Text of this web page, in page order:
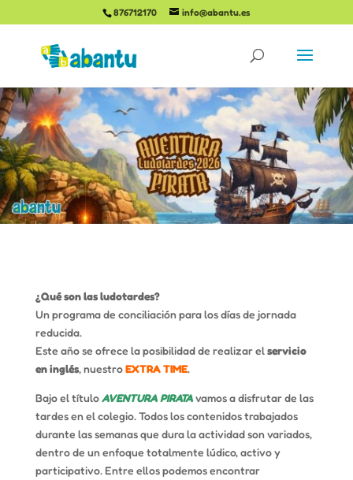
876712170 info@abantu.es
¿Qué son las ludotardes?
Un programa de conciliación para los días de jornada
reducida.
Este año se ofrece la posibilidad de realizar elservicio
en inglés, nuestroEXTRA TIME.
Bajo el títuloAVENTURA PIRATAvamos a disfrutar de las
tardes en el colegio. Todos los contenidos trabajados
durante las semanas que dura la actividad son variados,
dentro de un enfoque totalmente lúdico, activo y
participativo. Entre ellos podemos encontrar